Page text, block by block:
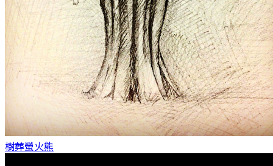
樹葬螢火熊